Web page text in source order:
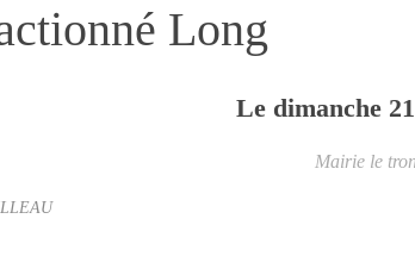
Long
Le dimanche 21
Mairie le